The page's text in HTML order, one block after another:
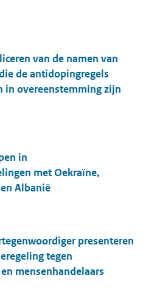
van de namen van
de antidopingregels
in overeenstemming zijn
in
met Oekraïne,
Albanië
presenteren
tegen
mensenhandelaars